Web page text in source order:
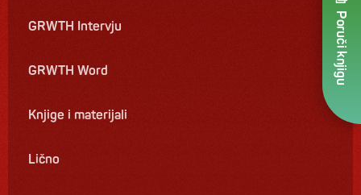
Poruči knjigu
GRWTH Intervju
GRWTH Word
Knjige i materijali
Lično